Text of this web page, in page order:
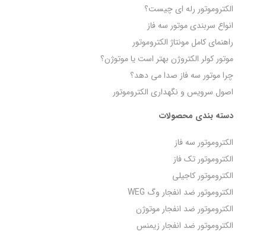
الکتروموتور رله‌ ای چیست؟
انواع سربندی موتور سه فاز
راهنمای کامل مونتاژ الکتروموتور
موتور کولر الکتروژن بهتر است یا موتوژن؟
چرا موتور سه فاز صدا می‌ دهد؟
اصول سرویس و نگهداری الکتروموتور
دسته بندی محصولات
الکتروموتور سه فاز
الکتروموتور تک فاز
الکتروموتور کاجیلی
الکتروموتور ضد انفجار وگ WEG
الکتروموتور ضد انفجار موتوژن
الکتروموتور ضد انفجار زیمنس